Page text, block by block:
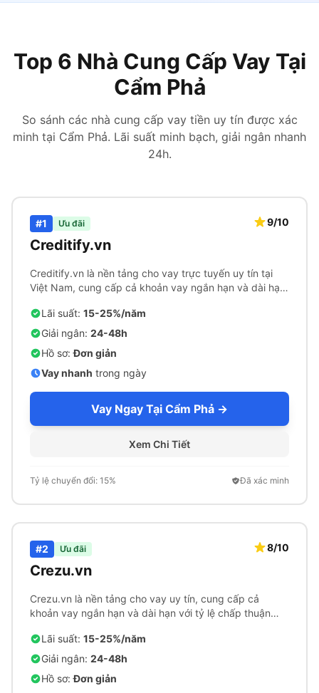
Top 6 Nhà Cung Cấp Vay Tại
Cẩm Phả
So sánh các nhà cung cấp vay tiền uy tín được xác
minh tại Cẩm Phả. Lãi suất minh bạch, giải ngân nhanh
24h.
#1 Ưu đãi
Creditify.vn
9/10
Creditify.vn là nền tảng cho vay trực tuyến uy tín tại
Việt Nam, cung cấp cả khoản vay ngắn hạn và dài hạn
Lãi suất: 15-25%/năm
Giải ngân: 24-48h
Hồ sơ:Đơn giản
Vay nhanh trong ngày
Vay Ngay Tại Cẩm Phả →
Xem Chi Tiết
Tỷ lệ chuyển đổi: 15% Đã xác minh
#2 Ưu đãi
Crezu.vn
8/10
Crezu.vn là nền tảng cho vay uy tín, cung cấp cả
khoản vay ngắn hạn và dài hạn với tỷ lệ chấp thuận
Lãi suất: 15-25%/năm
Giải ngân: 24-48h
Hồ sơ:Đơn giản